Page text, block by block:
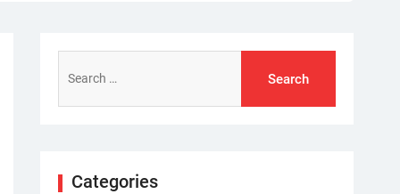
for:
Categories